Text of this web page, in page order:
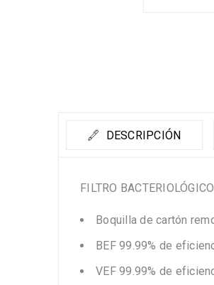
DESCRIPCIÓN
FILTRO
Boquilla de cartón
BEF 99.99% de
VEF 99.99% de